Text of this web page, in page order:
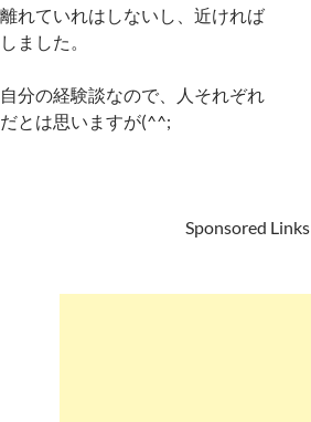
離れていれはしないし、近ければ
しました。
自分の経験談なので、人それぞれ
だとは思いますが(^^;
Sponsored Links